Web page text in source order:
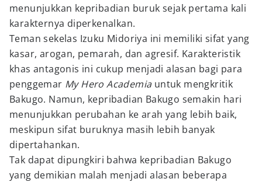
menunjukkan kepribadian buruk sejak pertama kali
karakternya diperkenalkan.
Teman sekelas Izuku Midoriya ini memiliki sifat yang
kasar, arogan, pemarah, dan agresif. Karakteristik
khas antagonis ini cukup menjadi alasan bagi para
penggemar My Hero Academia untuk mengkritik
Bakugo. Namun, kepribadian Bakugo semakin hari
menunjukkan perubahan ke arah yang lebih baik,
meskipun sifat buruknya masih lebih banyak
dipertahankan.
Tak dapat dipungkiri bahwa kepribadian Bakugo
yang demikian malah menjadi alasan beberapa